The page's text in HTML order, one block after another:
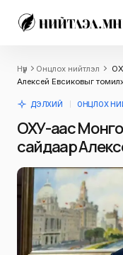
Нүүр Онцлох нийтлэл
Алексей Евсиковыг
ДЭЛХИЙ ОНЦЛОХ
ОХУ-аас
сайдаар